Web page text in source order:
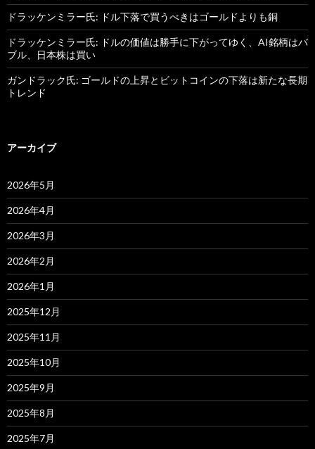
ドラッケンミラー氏: ドル下落で買うべきはゴールドよりも銅
ドラッケンミラー氏: ドルの価値は勝手に下がってゆく、AI銘柄はバ
ブル、日本株は買い
ガンドラック氏: ゴールドの上昇とビットコインの下落は新たな長期
トレンド
アーカイブ
2026年5月
2026年4月
2026年3月
2026年2月
2026年1月
2025年12月
2025年11月
2025年10月
2025年9月
2025年8月
2025年7月